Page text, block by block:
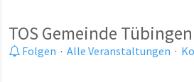
TOS Gemeinde Tübingen
Folgen · Alle Veranstaltungen ·